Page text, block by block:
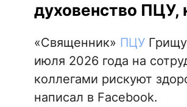
духовенство ПЦУ,
«Священник» ПЦУ
июля 2026 года на
коллегами рискуют
написал в Facebook.